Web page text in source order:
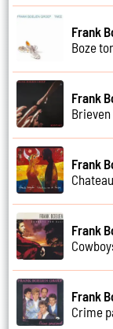
Frank
Boze
Frank
Frank
Frank
Frank
Crime